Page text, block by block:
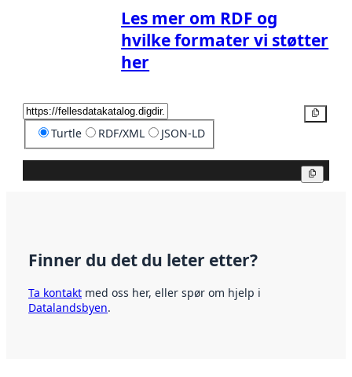
Les mer om RDF og
hvilke formater vi støtter
her
Turtle RDF/XML JSON-LD
Finner du det du leter etter?
Ta kontakt med oss her, eller spør om hjelp i
Datalandsbyen.